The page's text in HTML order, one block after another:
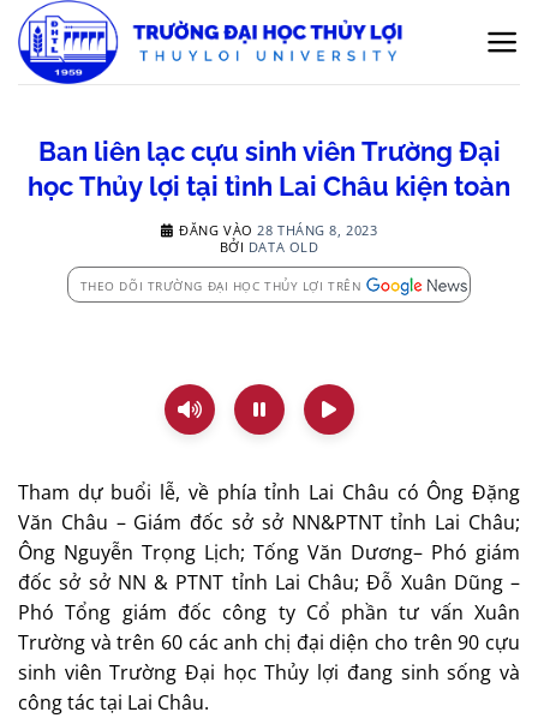
qua
nội
Ban liên lạc cựu sinh viên Trường Đại
học Thủy lợi tại tỉnh Lai Châu kiện toàn
ĐĂNG VÀO 28 THÁNG 8, 2023
BỞI DATA OLD
THEO DÕI TRƯỜNG ĐẠI HỌC THỦY LỢI TRÊN
Tham dự buổi lễ, về phía tỉnh Lai Châu có Ông Đặng
Văn Châu – Giám đốc sở sở NN&PTNT tỉnh Lai Châu;
Ông Nguyễn Trọng Lịch; Tống Văn Dương– Phó giám
đốc sở sở NN & PTNT tỉnh Lai Châu; Đỗ Xuân Dũng –
Phó Tổng giám đốc công ty Cổ phần tư vấn Xuân
Trường và trên 60 các anh chị đại diện cho trên 90 cựu
sinh viên Trường Đại học Thủy lợi đang sinh sống và
công tác tại Lai Châu.